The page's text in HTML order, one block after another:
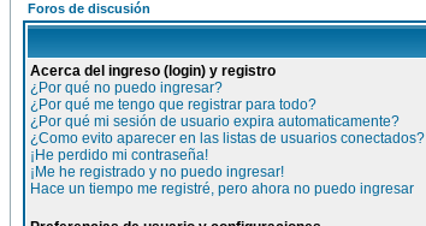
Foros de discusión
Acerca del ingreso (login) y registro
¿Por qué no puedo ingresar?
¿Por qué me tengo que registrar para todo?
¿Por qué mi sesión de usuario expira automaticamente?
¿Como evito aparecer en las listas de usuarios conectados?
¡He perdido mi contraseña!
¡Me he registrado y no puedo ingresar!
Hace un tiempo me registré, pero ahora no puedo ingresar